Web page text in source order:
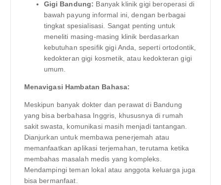
Gigi Bandung: Banyak klinik gigi beroperasi di
bawah payung informal ini, dengan berbagai
tingkat spesialisasi. Sangat penting untuk
meneliti masing-masing klinik berdasarkan
kebutuhan spesifik gigi Anda, seperti ortodontik,
kedokteran gigi kosmetik, atau kedokteran gigi
umum.
Menavigasi Hambatan Bahasa:
Meskipun banyak dokter dan perawat di Bandung
yang bisa berbahasa Inggris, khususnya di rumah
sakit swasta, komunikasi masih menjadi tantangan.
Dianjurkan untuk membawa penerjemah atau
memanfaatkan aplikasi terjemahan, terutama ketika
membahas masalah medis yang kompleks.
Mendampingi teman lokal atau anggota keluarga juga
bisa bermanfaat.